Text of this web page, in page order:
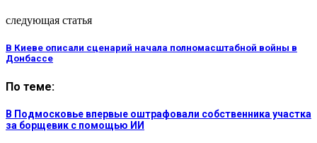
следующая статья
В Киеве описали сценарий начала полномасштабной войны в
Донбассе
По теме:
В Подмосковье впервые оштрафовали собственника участка
за борщевик с помощью ИИ